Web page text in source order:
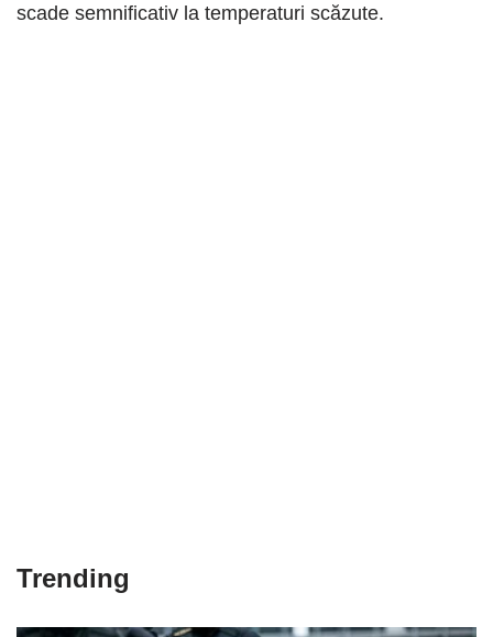
scade semnificativ la temperaturi scăzute.
Trending